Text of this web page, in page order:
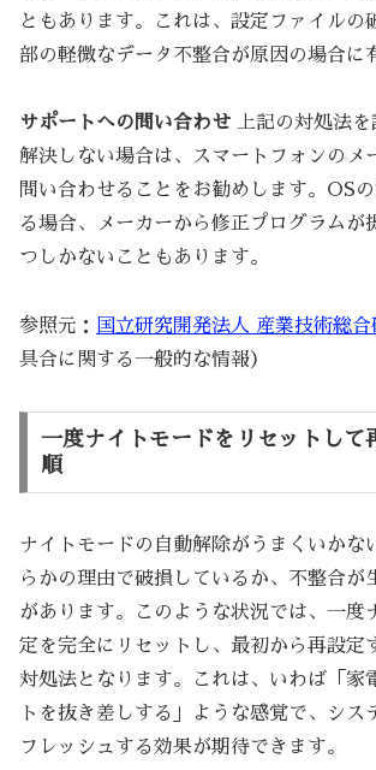
ともあります。これは、設定ファイルの
部の軽微なデータ不整合が原因の場合に
サポートへの問い合わせ 上記の対処法
解決しない場合は、スマートフォンのメ
問い合わせることをお勧めします。OS
る場合、メーカーから修正プログラムが
つしかないこともあります。
参照元： 国立研究開発法人 産業技術総合
具合に関する一般的な情報）
一度ナイトモードをリセットして
順
ナイトモードの自動解除がうまくいかな
らかの理由で破損しているか、不整合が
があります。このような状況では、一度
定を完全にリセットし、最初から再設定
対処法となります。これは、いわば「家
トを抜き差しする」ような感覚で、シス
フレッシュする効果が期待できます。